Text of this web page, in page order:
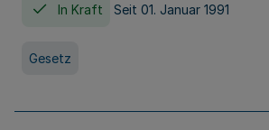
In Kraft Seit 01. Januar 1991
Gesetz